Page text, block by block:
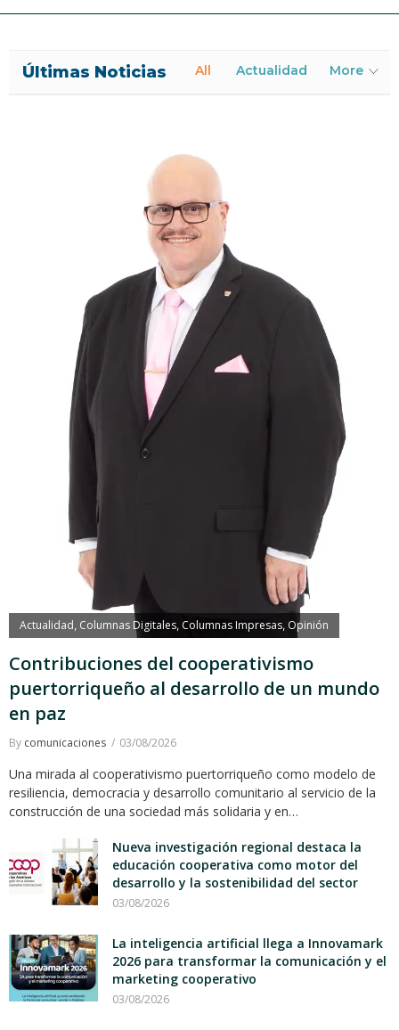
Últimas Noticias All Actualidad More
Actualidad, Columnas Digitales, Columnas Impresas, Opinión
Contribuciones del cooperativismo
puertorriqueño al desarrollo de un mundo
en paz
By comunicaciones 03/08/2026
Una mirada al cooperativismo puertorriqueño como modelo de
resiliencia, democracia y desarrollo comunitario al servicio de la
construcción de una sociedad más solidaria y en…
Nueva investigación regional destaca la
educación cooperativa como motor del
desarrollo y la sostenibilidad del sector
03/08/2026
La inteligencia artificial llega a Innovamark
2026 para transformar la comunicación y el
marketing cooperativo
03/08/2026